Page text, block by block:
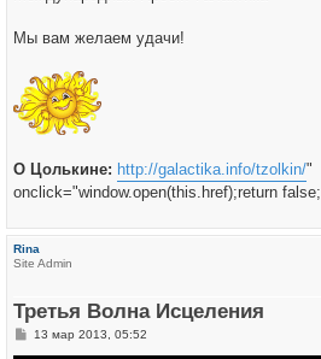
Мы вам желаем удачи!
О Цолькине: http://galactika.info/tzolkin/"
onclick="window.open(this.href);return false;
Rina
Site Admin
Третья Волна Исцеления
С13 мар 2013, 05:52